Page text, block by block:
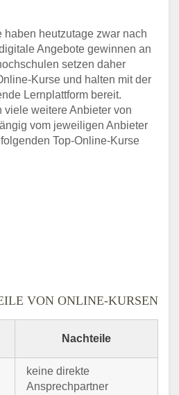
haben heutzutage zwar nach
Angebote gewinnen an
setzen daher
Kurse und halten mit der
Lernplattform bereit.
weitere Anbieter von
vom jeweiligen Anbieter
Top-Online-Kurse
VON ONLINE-KURSEN
Nachteile
keine direkte
Ansprechpartner